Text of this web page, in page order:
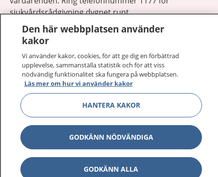
sjukvårdsrådgivning dygnet runt.
1177 ger dig råd när du vill må bättre.
1177 på flera språk
Om 1177 Visa
Kontakt Visa
Den här webbplatsen använder
kakor
Vi använder kakor, cookies, för att ge dig en förbättrad
upplevelse, sammanställa statistik och för att viss
nödvändig funktionalitet ska fungera på webbplatsen.
Läs mer om hur vi använder kakor
HANTERA KAKOR
GODKÄNN NÖDVÄNDIGA
GODKÄNN ALLA